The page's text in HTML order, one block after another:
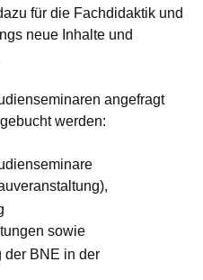
für die Fachdidaktik und
neue Inhalte und
angefragt
werden:
sowie
der BNE in der